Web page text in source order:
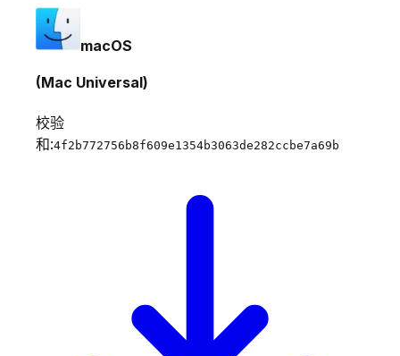
macOS
(Mac Universal)
校验
和:4f2b772756b8f609e1354b3063de282ccbe7a69b